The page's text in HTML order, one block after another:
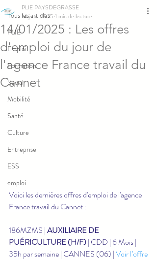
Tous les articles
PLIE
Emploi
Formation
Social
Mobilité
Santé
Culture
Entreprise
ESS
emploi
14/01/2025 : Les offres
d'emploi du jour de
l'agence France travail du
Cannet
PLIE PAYSDEGRASSE
14 janv. 2025 1 min de lecture
Voici les dernières offres d'emploi de l'agence
France travail du Cannet :
186MZMS | AUXILIAIRE DE
PUÉRICULTURE (H/F) | CDD | 6 Mois |
35h par semaine | CANNES (06) | Voir l’offre